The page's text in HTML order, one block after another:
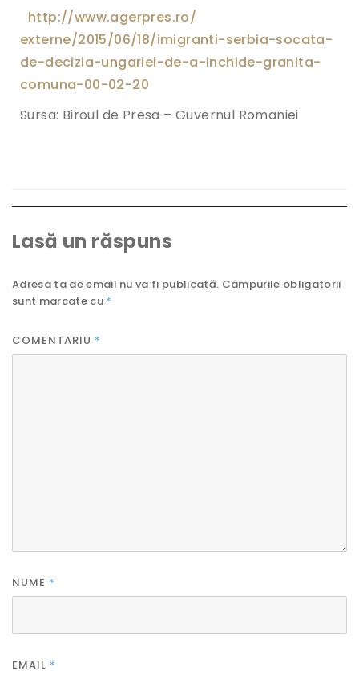
http://www.agerpres.ro/
externe/2015/06/18/imigranti-serbia-socata-
de-decizia-ungariei-de-a-inchide-granita-
comuna-00-02-20
Sursa: Biroul de Presa – Guvernul Romaniei
Lasă un răspuns
Adresa ta de email nu va fi publicată. Câmpurile obligatorii
sunt marcate cu *
COMENTARIU *
NUME *
EMAIL *